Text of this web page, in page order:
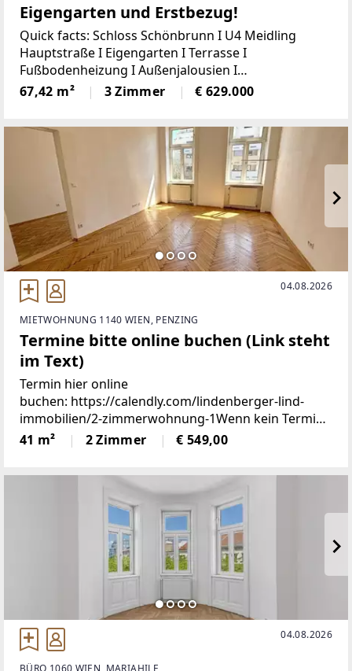
Eigengarten und Erstbezug!
Quick facts: Schloss Schönbrunn I U4 Meidling
Hauptstraße I Eigengarten I Terrasse I
Fußbodenheizung I Außenjalousien I
Fahrradstellplätze für E-Bikes I Bezugsfertig Ende
2026 I Besichtigungen nach Vereinbarung
67,42 m² 3 Zimmer € 629.000
04.08.2026
MIETWOHNUNG 1140 WIEN, PENZING
Termine bitte online buchen (Link steht
im Text)
Termin hier online
buchen: https://calendly.com/lindenberger-lind-
immobilien/2-zimmerwohnung-1Wenn kein Termin
mehr verfügbar ist, dann sind bereits alle Termine
vergeben. Da wir keine Massenbesichtigung
41 m² 2 Zimmer € 549,00
04.08.2026
BÜRO 1060 WIEN, MARIAHILF